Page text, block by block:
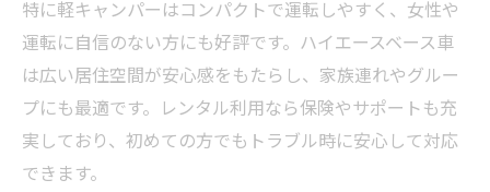
特に軽キャンパーはコンパクトで運転しやすく、女性や
運転に自信のない方にも好評です。ハイエースベース車
は広い居住空間が安心感をもたらし、家族連れやグルー
プにも最適です。レンタル利用なら保険やサポートも充
実しており、初めての方でもトラブル時に安心して対応
できます。